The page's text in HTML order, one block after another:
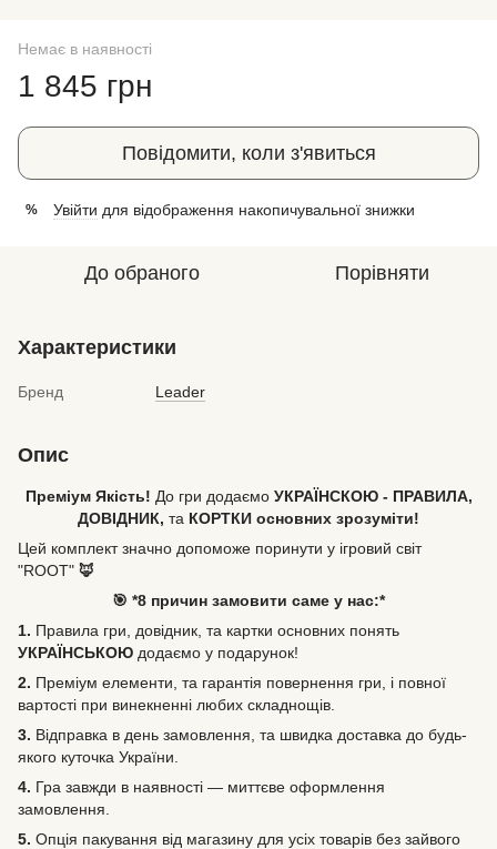
Немає в наявності
1 845 грн
Повідомити, коли з'явиться
% Увійти для відображення накопичувальної знижки
До обраного Порівняти
Характеристики
Бренд Leader
Опис
Преміум Якість! До гри додаємоУКРАЇНСКОЮ - ПРАВИЛА,
ДОВІДНИК, та КОРТКИ основних зрозуміти!
Цей комплект значно допоможе поринути у ігровий світ
"ROOT" 🦊
🎯 *8 причин замовити саме у нас:*
1. Правила гри, довідник, та картки основних понять
УКРАЇНСЬКОЮ додаємо у подарунок!
2. Преміум елементи, та гарантія повернення гри, і повної
вартості при винекненні любих складнощів.
3. Відправка в день замовлення, та швидка доставка до будь-
якого куточка України.
4. Гра завжди в наявності — миттєве оформлення
замовлення.
5. Опція пакування від магазину для усіх товарів без зайвого